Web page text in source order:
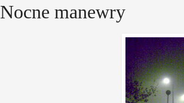
Nocne manewry